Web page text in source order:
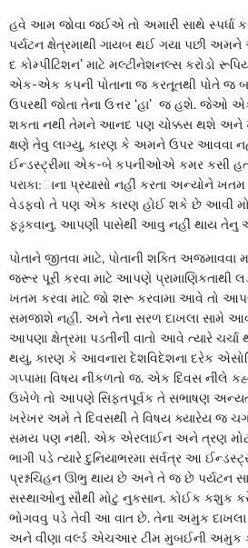
હવે આમ જોવા જઈએ તો અમારી સાથે સ્પર્ધા
પર્યટન ક્ષેત્રમાથી ગાયબ થઈ ગયા પછી
દ કોમ્પીટિશન’ માટે મલ્ટીનેશનલ્સ કરોડો
એક-એક કપની પોતાના જ કરતૂતથી પોતે જ
ઉપરથી જોતા તેના ઉત્તર ‘હા’ જ હશે. જેઓ
શકતા નથી તેમને આનદ પણ ચોક્કસ થશે
ક્ષણે તેવુ લાગ્યુ, કારણ કે અમને ઉપર આવવા
ઈન્ડસ્ટ્રીમા એક-બે કપનીઓએ કમર કસી હતી.
પરાકા:ાના પ્રયાસો નહીં કરતા અન્યોને
વેડફવો તે પણ એક કારણ હોઈ શકે છે આવી
ફડ્ઢકવાનુ. આપણી પાસેથી આવુ નહીં થાય
પોતાને જીતવા માટે, પોતાની શક્તિ
જરૂર પૂરી કરવા માટે આપણે
ખતમ કરવા માટે જો શરૂ કરવામા આવે તો
સમજાશે નહીં. અને તેના સરળ દાખલા સામે
આપણા ક્ષેત્રમા પડતીની વાતો આવે ત્યારે
થયુ, કારણ કે આવનારા દેશવિદેશના દરેક
ગપ્પામા વિષય નીકળતો જ. એક દિવસ નીલે
ઉખેળે તો આપણે સિફતપૂર્વક તે સભાષણ
ખરેખર અમે તે દિવસથી તે વિષય ક્યારેય જ
સમય પણ નથી. એક એરલાઈન અને ત્રણ
ભાગી પડે ત્યારે દુનિયાભરમા સર્વત્ર આ
પ્રશ્નચિહન ઊભુ થાય છે અને તે જ છે પર્યટન
સસ્થાઓનુ સૌથી મોટુ નુકસાન. કોઈક કશુક
ભોગવવુ પડે તેવી આ વાત છે. તેના અમુક
અને વીણા વર્લ્ડ એચઆર ટીમ મુબઈની અમુક